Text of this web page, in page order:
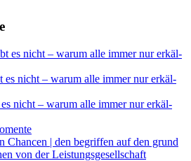
es nicht – war­um alle immer nur erkäl­
es nicht – war­um alle immer nur erkäl­
nicht – war­um alle immer nur erkäl­
Chancen | den begriffen auf den grund
von der Leistungsgesellschaft